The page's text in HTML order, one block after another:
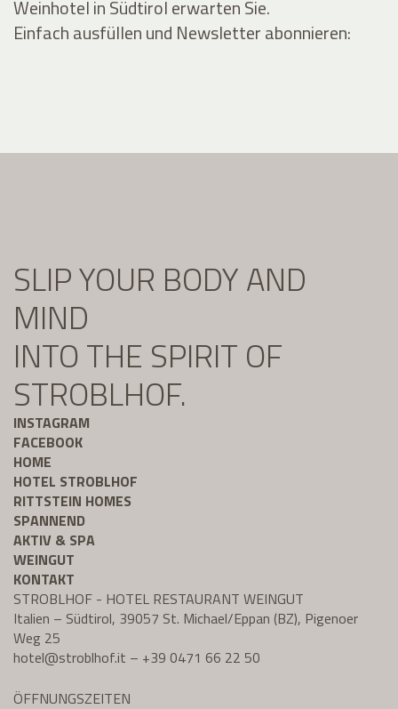
Weinhotel in Südtirol erwarten Sie.
Einfach ausfüllen und Newsletter abonnieren:
SLIP YOUR BODY AND
MIND
INTO THE SPIRIT OF
STROBLHOF.
INSTAGRAM
FACEBOOK
HOME
HOTEL STROBLHOF
RITTSTEIN HOMES
SPANNEND
AKTIV & SPA
WEINGUT
KONTAKT
STROBLHOF - HOTEL RESTAURANT WEINGUT
Italien – Südtirol, 39057 St. Michael/Eppan (BZ), Pigenoer
Weg 25
hotel@stroblhof.it – +39 0471 66 22 50
ÖFFNUNGSZEITEN